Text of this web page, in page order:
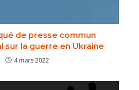
de presse commun
sur la guerre en Ukraine
4 mars 2022